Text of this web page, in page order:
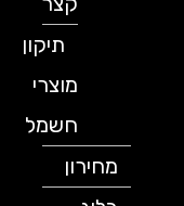
תיקון
מוצרי
חשמל
מחירון